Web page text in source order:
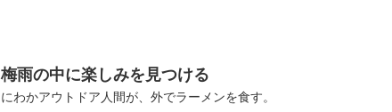
梅雨の中に楽しみを見つける
にわかアウトドア人間が、外でラーメンを食す。